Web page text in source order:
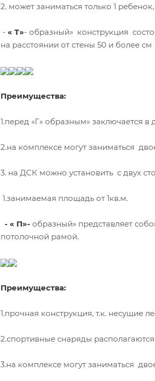
2. может заниматься только 1
- « Т»- образный» конструкция
на расстоянии от стены 50 и более см
Преимущества:
1.перед «Г» образным» заключается
2.на комплексе могут заниматься
3. на ДСК можно установить с двух
1.занимаемая площадь от 1кв.м.
- « П»- образный» представляет
потолочной рамой.
Преимущества:
1.прочная конструкция, т.к. несущие
2.спортивные снаряды
3.на комплексе могут заниматься